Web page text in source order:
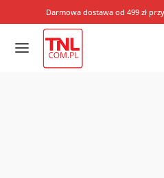
Darmowa dostawa od 499 zł